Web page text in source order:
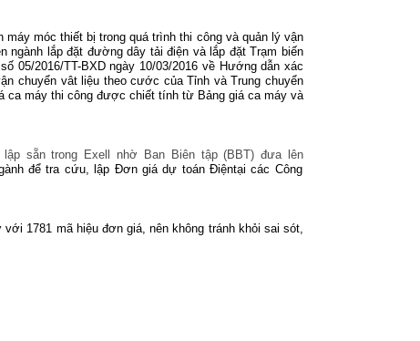
máy móc thiết bị trong quá trình thi công và quản lý vận
ngành lắp đặt đường dây tải điện và lắp đặt Trạm biến
05/2016/TT-BXD ngày 10/03/2016 về Hướng dẫn xác
chuyển vât liệu theo cước của Tỉnh và Trung chuyển
ca máy thi công được chiết tính từ Bảng giá ca máy và
sẵn trong Exell nhờ Ban Biên tập (BBT) đưa lên
để tra cứu, lập Đơn giá dự toán Điệntại các Công
với 1781 mã hiệu đơn giá, nên không tránh khỏi sai sót,